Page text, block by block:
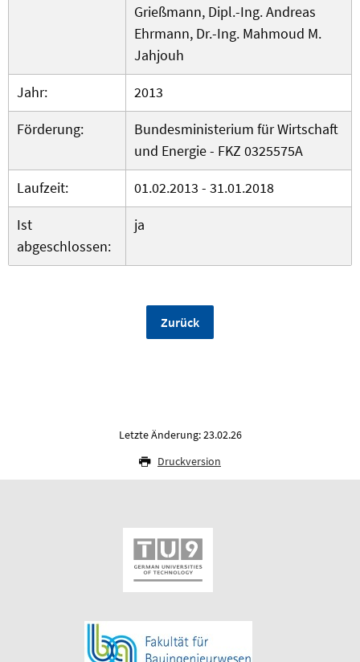
Grießmann, Dipl.-Ing. Andreas
Ehrmann, Dr.-Ing. Mahmoud M.
Jahjouh
Jahr:
2013
Förderung:
Bundesministerium für Wirtschaft
und Energie - FKZ 0325575A
Laufzeit:
01.02.2013 - 31.01.2018
Ist
abgeschlossen:
ja
Zurück
Letzte Änderung: 23.02.26
Druckversion